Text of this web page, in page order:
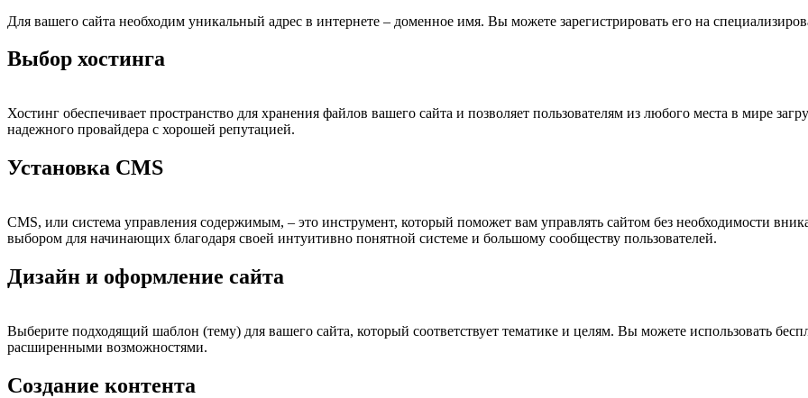
Для вашего сайта необходим уникальный адрес в интернете – доменное имя. Вы можете зарегистрировать его на
Выбор хостинга
Хостинг обеспечивает пространство для хранения файлов вашего сайта и позволяет пользователям из любого места в мире
надежного провайдера с хорошей репутацией.
Установка CMS
CMS, или система управления содержимым, – это инструмент, который поможет вам управлять сайтом без необходимости
выбором для начинающих благодаря своей интуитивно понятной системе и большому сообществу пользователей.
Дизайн и оформление сайта
Выберите подходящий шаблон (тему) для вашего сайта, который соответствует тематике и целям. Вы можете использовать
расширенными возможностями.
Создание контента